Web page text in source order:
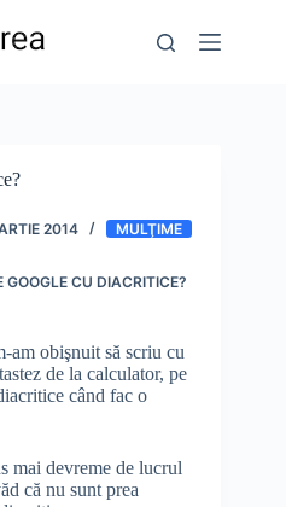
2014 MULŢIME
GOOGLE CU DIACRITICE?
am obişnuit să scriu cu
de la calculator, pe
când fac o
mai devreme de lucrul
că nu sunt prea